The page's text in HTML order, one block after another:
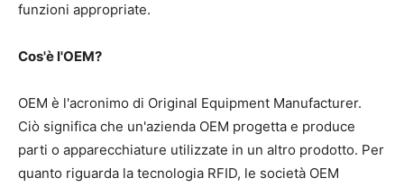
funzioni appropriate.
Cos'è l'OEM?
OEM è l'acronimo di Original Equipment Manufacturer.
Ciò significa che un'azienda OEM progetta e produce
parti o apparecchiature utilizzate in un altro prodotto. Per
quanto riguarda la tecnologia RFID, le società OEM